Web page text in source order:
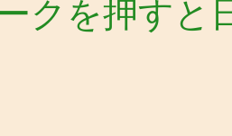
クを押すと